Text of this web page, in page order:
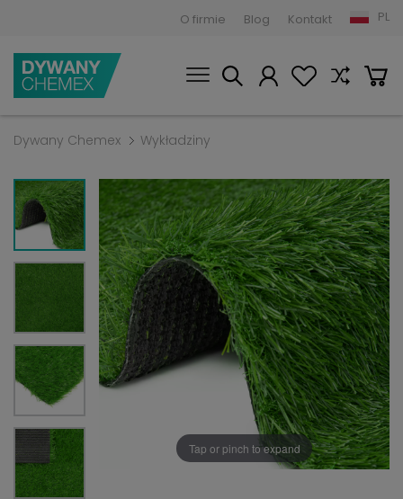
O firmie Blog Kontakt PL
Dywany Chemex Wykładziny
Tap or pinch to expand